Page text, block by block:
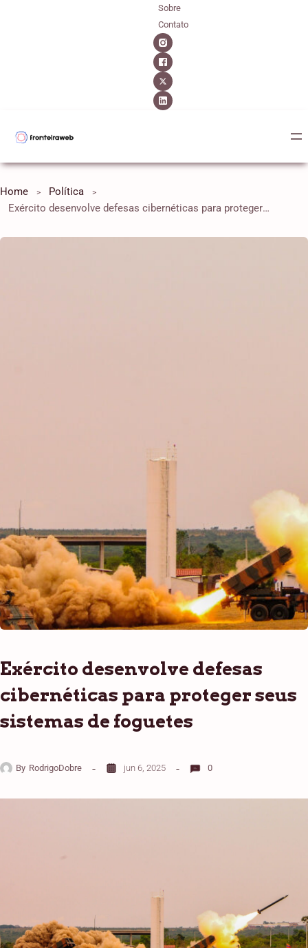
Sobre
Contato
Home
Política
Exército desenvolve defesas cibernéticas para proteger seus sistemas de foguetes
Exército desenvolve defesas
cibernéticas para proteger seus
sistemas de foguetes
By RodrigoDobre jun 6, 2025 0